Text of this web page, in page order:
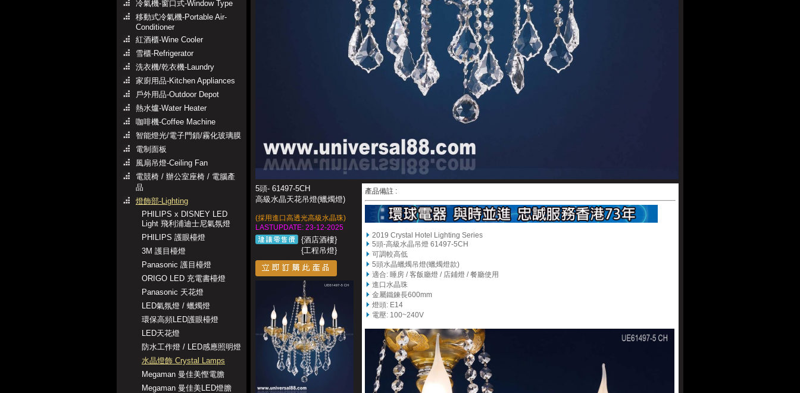
冷氣機-窗口式-Window Type
移動式冷氣機-Portable Air-
Conditioner
紅酒櫃-Wine Cooler
雪櫃-Refrigerator
洗衣機/乾衣機-Laundry
家廚用品-Kitchen Appliances
戶外用品-Outdoor Depot
熱水爐-Water Heater
咖啡機-Coffee Machine
智能燈光/電子門鎖/霧化玻璃膜
電制面板
風扇吊燈-Ceiling Fan
電競椅 / 辦公室座椅 / 電腦產
品
燈飾部-Lighting
PHILIPS x DISNEY LED
Light 飛利浦迪士尼氣氛燈
PHILIPS 護眼檯燈
3M 護目檯燈
Panasonic 護目檯燈
ORIGO LED 充電書檯燈
Panasonic 天花燈
LED氣氛燈 / 蠟燭燈
環保高頻LED護眼檯燈
LED天花燈
防水工作燈 / LED感應照明燈
水晶燈飾 Crystal Lamps
Megaman 曼佳美慳電膽
Megaman 曼佳美LED燈膽
5頭- 61497-5CH
高級水晶天花吊燈(蠟燭燈)
(採用進口高透光高級水晶珠)
LASTUPDATE: 23-12-2025
{酒店酒樓}
{工程吊燈}
產品備註 :
2019 Crystal Hotel Lighting Series
5頭-高級水晶吊燈 61497-5CH
可調較高低
5頭水晶蠟燭吊燈(蠟燭燈款)
適合: 睡房 / 客飯廳燈 / 店鋪燈 / 餐廳使用
進口水晶珠
金屬鐵鍊長600mm
燈頭: E14
電壓: 100~240V